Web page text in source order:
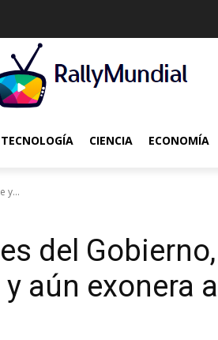
TECNOLOGÍA CIENCIA ECONOMÍA
y...
del Gobierno,
aún exonera a